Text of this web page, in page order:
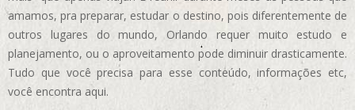
amamos, pra preparar, estudar o destino, pois diferentemente de
outros lugares do mundo, Orlando requer muito estudo e
planejamento, ou o aproveitamento pode diminuir drasticamente.
Tudo que você precisa para esse conteúdo, informações etc,
você encontra aqui.